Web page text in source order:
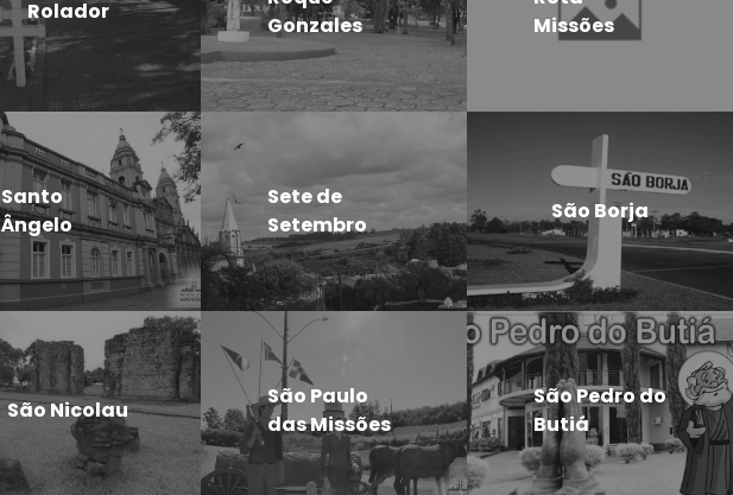
Rolador
Gonzales
Missões
Santo
Ângelo
Sete de
Setembro
São Borja
São Nicolau
São Paulo
das Missões
São Pedro do
Butiá